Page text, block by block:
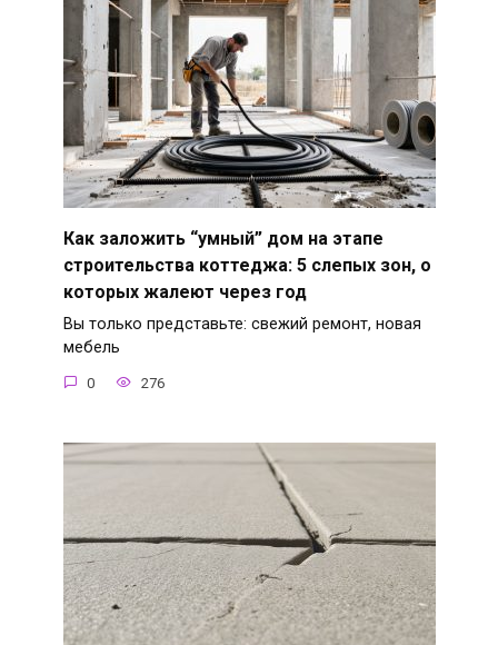
Как заложить “умный” дом на этапе
строительства коттеджа: 5 слепых зон, о
которых жалеют через год
Вы только представьте: свежий ремонт, новая
мебель
0 276